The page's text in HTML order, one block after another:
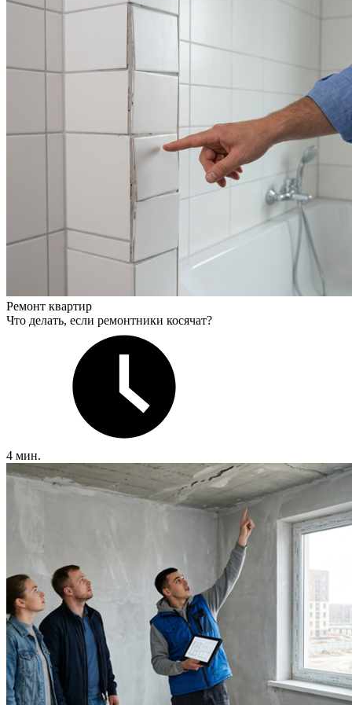
Ремонт квартир
Что делать, если ремонтники косячат?
4 мин.